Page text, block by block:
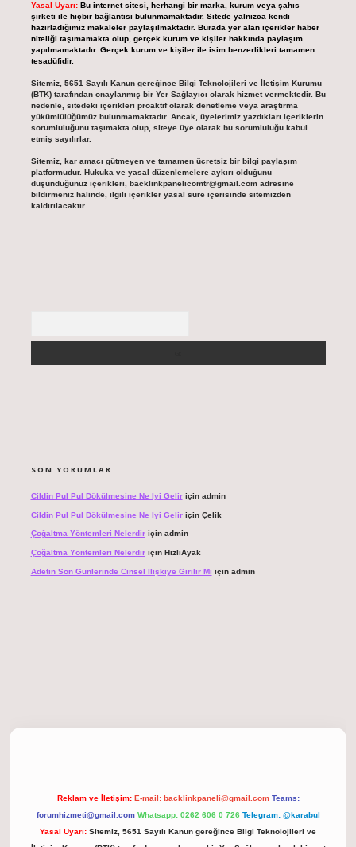
Yasal Uyarı: Bu internet sitesi, herhangi bir marka, kurum veya şahıs
şirketi ile hiçbir bağlantısı bulunmamaktadır. Sitede yalnızca kendi
hazırladığımız makaleler paylaşılmaktadır. Burada yer alan içerikler haber
niteliği taşımamakta olup, gerçek kurum ve kişiler hakkında paylaşım
yapılmamaktadır. Gerçek kurum ve kişiler ile isim benzerlikleri tamamen
tesadüfidir.
Sitemiz, 5651 Sayılı Kanun gereğince Bilgi Teknolojileri ve İletişim Kurumu
(BTK) tarafından onaylanmış bir Yer Sağlayıcı olarak hizmet vermektedir. Bu
nedenle, sitedeki içerikleri proaktif olarak denetleme veya araştırma
yükümlülüğümüz bulunmamaktadır. Ancak, üyelerimiz yazdıkları içeriklerin
sorumluluğunu taşımakta olup, siteye üye olarak bu sorumluluğu kabul
etmiş sayılırlar.
Sitemiz, kar amacı gütmeyen ve tamamen ücretsiz bir bilgi paylaşım
platformudur. Hukuka ve yasal düzenlemelere aykırı olduğunu
düşündüğünüz içerikleri, backlinkpanelicomtr@gmail.comadresine
bildirmeniz halinde, ilgili içerikler yasal süre içerisinde sitemizden
kaldırılacaktır.
SON YORUMLAR
Cildin Pul Pul Dökülmesine Ne Iyi Geliriçin admin
Cildin Pul Pul Dökülmesine Ne Iyi Geliriçin Çelik
Çoğaltma Yöntemleri Nelerdiriçin admin
Çoğaltma Yöntemleri Nelerdiriçin HızlıAyak
Adetin Son Günlerinde Cinsel Ilişkiye Girilir Mi için admin
Reklam ve İletişim: E-mail: backlinkpaneli@gmail.com Teams:
forumhizmeti@gmail.com Whatsapp: 0262 606 0 726 Telegram: @karabul
Yasal Uyarı: Sitemiz, 5651 Sayılı Kanun gereğince Bilgi Teknolojileri ve